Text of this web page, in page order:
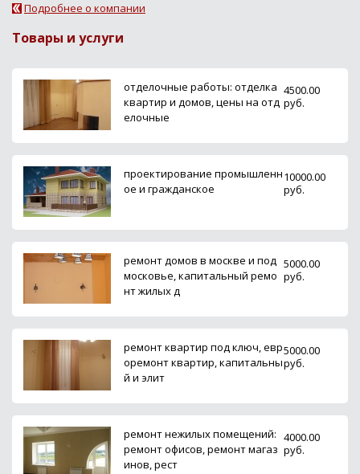
Подробнее о компании
Товары и услуги
отделочные работы: отделка
квартир и домов, цены на отд
елочные
4500.00
руб.
проектирование промышленн
ое и гражданское
10000.00
руб.
ремонт домов в москве и под
московье, капитальный ремо
нт жилых д
5000.00
руб.
ремонт квартир под ключ, евр
оремонт квартир, капитальны
й и элит
5000.00
руб.
ремонт нежилых помещений:
ремонт офисов, ремонт магаз
инов, рест
4000.00
руб.